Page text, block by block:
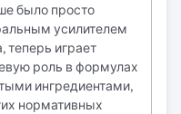
было просто
усилителем
теперь играет
роль в формулах
ингредиентами,
нормативных